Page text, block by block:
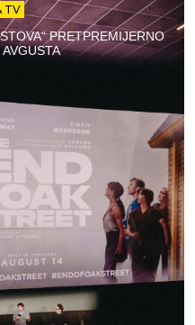
TV
PRETPREMIJERNO